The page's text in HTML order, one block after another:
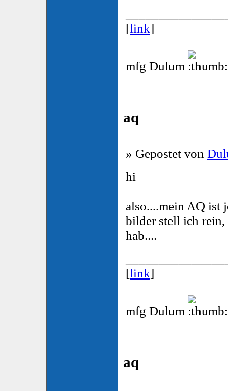
[link]
mfg Dulum
aq
» Gepostet von
hi
also....mein AQ ist
bilder stell ich
hab....
[link]
mfg Dulum
aq